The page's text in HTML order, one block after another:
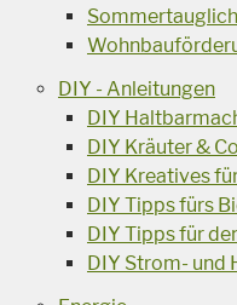
DIY - Anleitungen
DIY
DIY Kräuter &
DIY Kreatives
DIY Tipps fürs
DIY Tipps für
DIY Strom- und